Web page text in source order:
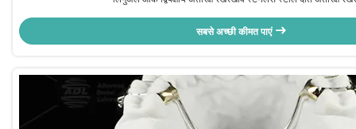
सबसे अच्छी कीमत पाएं